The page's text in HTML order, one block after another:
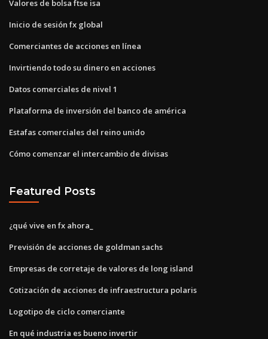
Valores de bolsa ftse isa
Inicio de sesión fx global
Comerciantes de acciones en línea
Invirtiendo todo su dinero en acciones
Datos comerciales de nivel 1
Plataforma de inversión del banco de américa
Estafas comerciales del reino unido
Cómo comenzar el intercambio de divisas
Featured Posts
¿qué vive en fx ahora_
Previsión de acciones de goldman sachs
Empresas de corretaje de valores de long island
Cotización de acciones de infraestructura polaris
Logotipo de ciclo comerciante
En qué industria es bueno invertir